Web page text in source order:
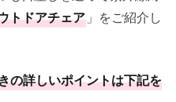
トドアチェア 」をご紹介し
の詳しいポイントは下記を